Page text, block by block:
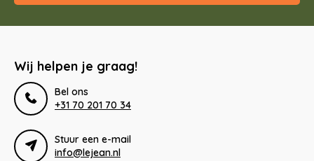
Wij helpen je graag!
Bel ons
+31 70 201 70 34
Stuur een e-mail
info@lejean.nl